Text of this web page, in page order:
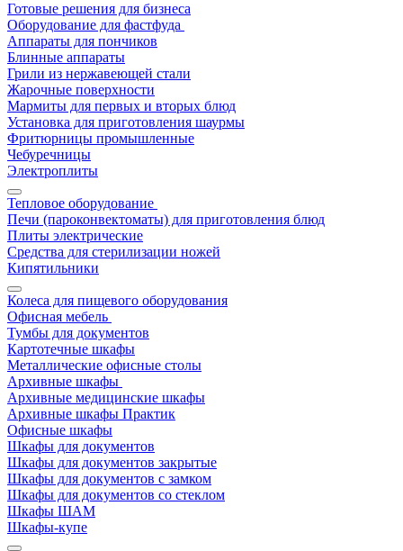
Готовые решения для бизнеса
Оборудование для фастфуда
Аппараты для пончиков
Блинные аппараты
Грили из нержавеющей стали
Жарочные поверхности
Мармиты для первых и вторых блюд
Установка для приготовления шаурмы
Фритюрницы промышленные
Чебуречницы
Электроплиты
Тепловое оборудование
Печи (пароконвектоматы) для приготовления блюд
Плиты электрические
Средства для стерилизации ножей
Кипятильники
Колеса для пищевого оборудования
Офисная мебель
Тумбы для документов
Картотечные шкафы
Металлические офисные столы
Архивные шкафы
Архивные медицинские шкафы
Архивные шкафы Практик
Офисные шкафы
Шкафы для документов
Шкафы для документов закрытые
Шкафы для документов с замком
Шкафы для документов со стеклом
Шкафы ШАМ
Шкафы-купе